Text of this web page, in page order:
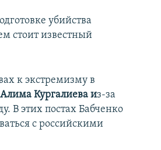
убийства
стоит известный
к экстремизму в
Алима Кургалиева из-за
В этих постах Бабченко
с российскими